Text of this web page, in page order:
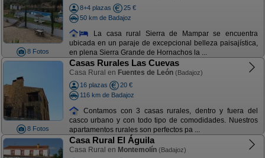
8 Fotos
8+4 plazas
25 €
50 km de Badajoz
La casa rural Sierra de Mampar se encuentra
ubicada en un paraje de excepcional belleza paisajística,
en plena Sierra Grande de Hornachos la ...
8 Fotos
Casas Rurales Las Cuevas
Casa Rural en Fuentes de León (Badajoz)
16 plazas
20 €
116 km de Badajoz
Contamos con 3 casas rurales, dentro y fuera del
casco urbano y con todo tipo de comodidades. Nuestros
apartamentos rurales son perfectos pa ...
Casa Rural El Águila
Casa Rural en Montemolín (Badajoz)